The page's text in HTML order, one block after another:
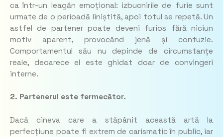
ca într-un leagăn emoțional: izbucnirile de furie sunt
urmate de o perioadă liniștită, apoi totul se repetă. Un
astfel de partener poate deveni furios fără niciun
motiv aparent, provocând jenă și confuzie.
Comportamentul său nu depinde de circumstanțe
reale, deoarece el este ghidat doar de convingeri
interne.
2. Partenerul este fermecător.
Dacă cineva care a stăpânit această artă la
perfecțiune poate fi extrem de carismatic în public, iar